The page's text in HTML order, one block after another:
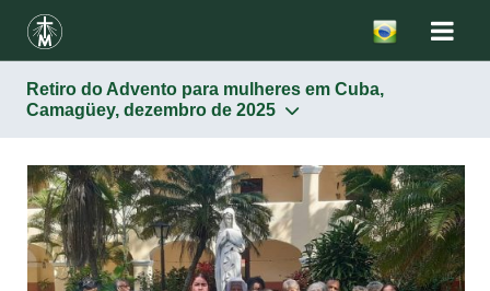
Retiro do Advento para mulheres em Cuba,
Camagüey, dezembro de 2025